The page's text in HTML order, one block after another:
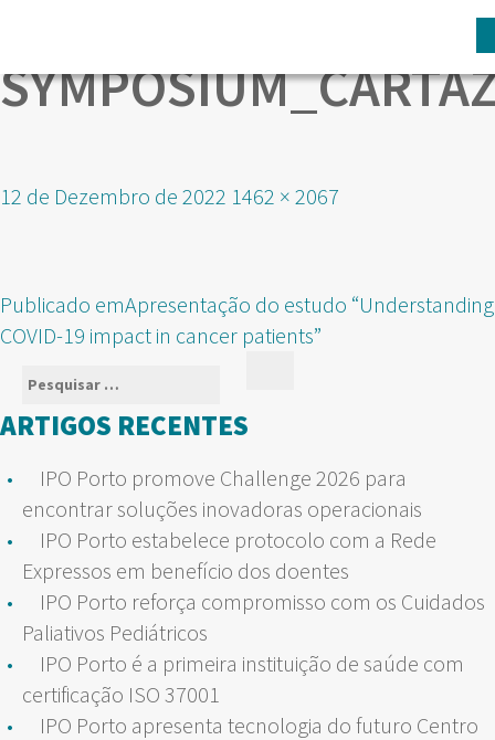
Publicado
12 de Dezembro de 2022 Tamanho
1462 × 2067
NAVEGAÇÃO
DE
ARTIGOS
Publicado emApresentação do estudo “Understanding
COVID-19 impact in cancer patients”
Pesquisar
por:
ARTIGOS RECENTES
IPO Porto promove Challenge 2026 para
encontrar soluções inovadoras operacionais
IPO Porto estabelece protocolo com a Rede
Expressos em benefício dos doentes
IPO Porto reforça compromisso com os Cuidados
Paliativos Pediátricos
IPO Porto é a primeira instituição de saúde com
certificação ISO 37001
IPO Porto apresenta tecnologia do futuro Centro